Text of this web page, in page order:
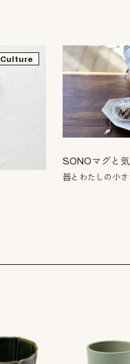
Culture
SONOマグと
器とわたしの小